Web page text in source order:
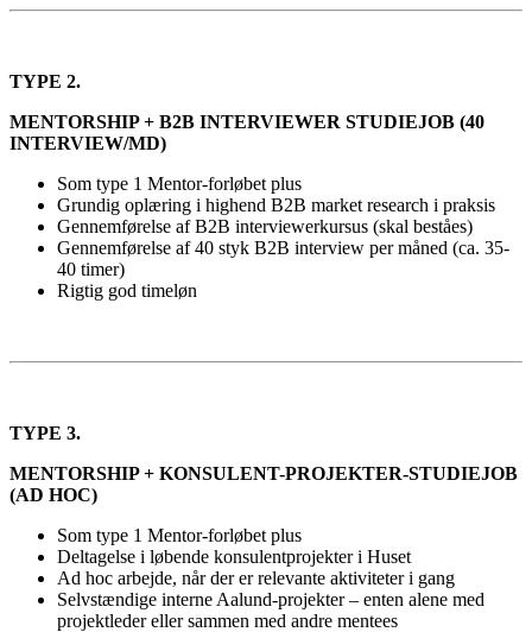
TYPE 2.
MENTORSHIP + B2B INTERVIEWER STUDIEJOB (40
INTERVIEW/MD)
Som type 1 Mentor-forløbet plus
Grundig oplæring i highend B2B market research i praksis
Gennemførelse af B2B interviewerkursus (skal beståes)
Gennemførelse af 40 styk B2B interview per måned (ca. 35-
40 timer)
Rigtig god timeløn
TYPE 3.
MENTORSHIP + KONSULENT-PROJEKTER-STUDIEJOB
(AD HOC)
Som type 1 Mentor-forløbet plus
Deltagelse i løbende konsulentprojekter i Huset
Ad hoc arbejde, når der er relevante aktiviteter i gang
Selvstændige interne Aalund-projekter – enten alene med
projektleder eller sammen med andre mentees